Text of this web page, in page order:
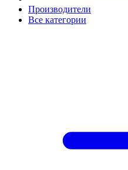
Производители
Все категории